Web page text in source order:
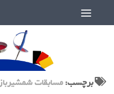
برچسب:مسابقات شمشیربازی